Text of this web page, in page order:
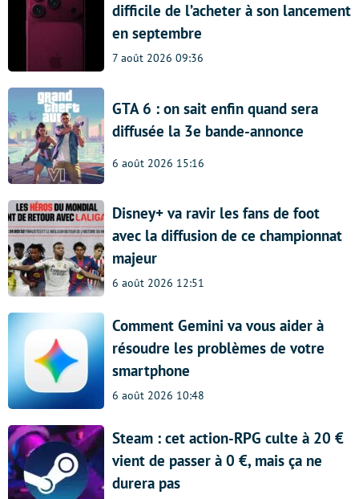
difficile de l’acheter à son lancement
en septembre
7 août 2026 09:36
GTA 6 : on sait enfin quand sera
diffusée la 3e bande-annonce
6 août 2026 15:16
Disney+ va ravir les fans de foot
avec la diffusion de ce championnat
majeur
6 août 2026 12:51
Comment Gemini va vous aider à
résoudre les problèmes de votre
smartphone
6 août 2026 10:48
Steam : cet action-RPG culte à 20 €
vient de passer à 0 €, mais ça ne
durera pas